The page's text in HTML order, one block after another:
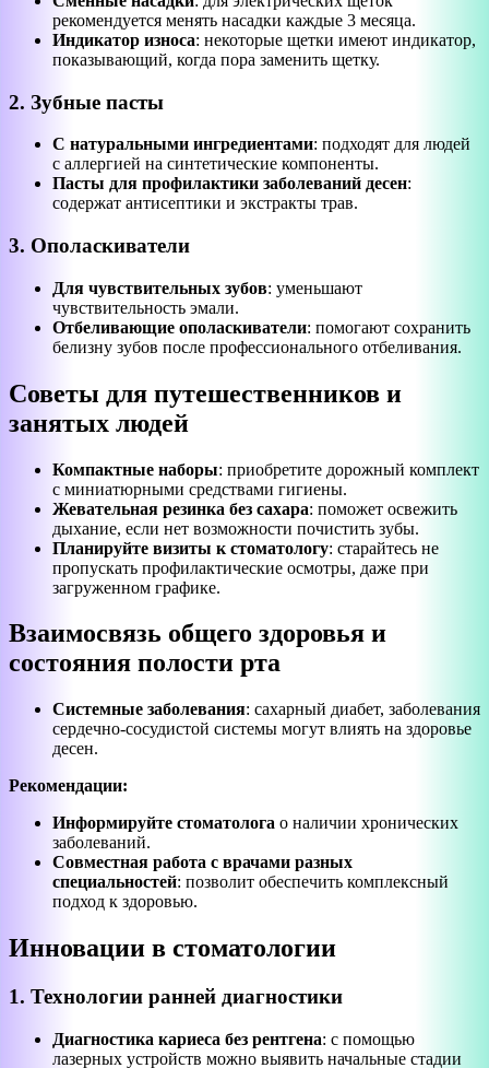
рекомендуется менять насадки каждые 3 месяца.
Индикатор износа: некоторые щетки имеют индикатор,
показывающий, когда пора заменить щетку.
2. Зубные пасты
С натуральными ингредиентами: подходят для людей
с аллергией на синтетические компоненты.
Пасты для профилактики заболеваний десен:
содержат антисептики и экстракты трав.
3. Ополаскиватели
Для чувствительных зубов: уменьшают
чувствительность эмали.
Отбеливающие ополаскиватели: помогают сохранить
белизну зубов после профессионального отбеливания.
Советы для путешественников и
занятых людей
Компактные наборы: приобретите дорожный комплект
с миниатюрными средствами гигиены.
Жевательная резинка без сахара: поможет освежить
дыхание, если нет возможности почистить зубы.
Планируйте визиты к стоматологу: старайтесь не
пропускать профилактические осмотры, даже при
загруженном графике.
Взаимосвязь общего здоровья и
состояния полости рта
Системные заболевания: сахарный диабет, заболевания
сердечно-сосудистой системы могут влиять на здоровье
десен.
Рекомендации:
Информируйте стоматолога о наличии хронических
заболеваний.
Совместная работа с врачами разных
специальностей: позволит обеспечить комплексный
подход к здоровью.
Инновации в стоматологии
1. Технологии ранней диагностики
Диагностика кариеса без рентгена: с помощью
лазерных устройств можно выявить начальные стадии